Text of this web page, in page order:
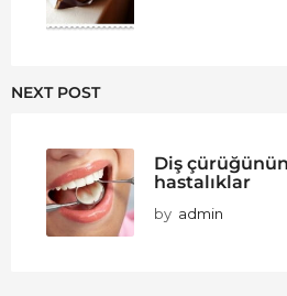
NEXT POST
Diş
hastalıklar
by admin